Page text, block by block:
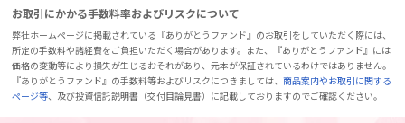
お取引にかかる手数料率およびリスクについて
弊社ホームページに掲載されている『ありがとうファンド』のお取引をしていただく際には、
所定の手数料や諸経費をご負担いただく場合があります。また、『ありがとうファンド』には
価格の変動等により損失が生じるおそれがあり、元本が保証されているわけではありません。
『ありがとうファンド』の手数料等およびリスクにつきましては、商品案内やお取引に関する
ページ等、及び投資信託説明書（交付目論見書）に記載しておりますのでご確認ください。